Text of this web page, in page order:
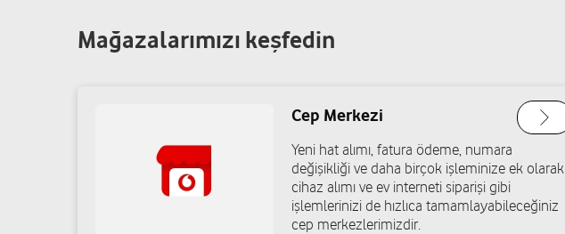
05548115050
Mağazalarımızı keşfedin
Cep Merkezi
Yeni hat alımı, fatura ödeme, numara
değişikliği ve daha birçok işleminize ek olarak
cihaz alımı ve ev interneti siparişi gibi
işlemlerinizi de hızlıca tamamlayabileceğiniz
cep merkezlerimizdir.